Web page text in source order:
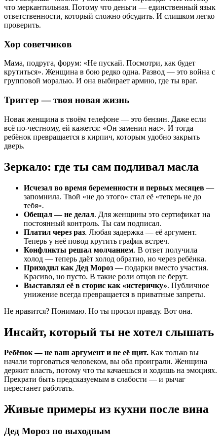
что меркантильная. Потому что деньги — единственный язык
ответственности, который сложно обсудить. И слишком легко
проверить.
Хор советчиков
Мама, подруга, форум: «Не пускай. Посмотри, как будет
крутиться». Женщина в бою редко одна. Развод — это война с
групповой моралью. И она выбирает армию, где ты враг.
Триггер — твоя новая жизнь
Новая женщина в твоём телефоне — это бензин. Даже если
всё по-честному, ей кажется: «Он заменил нас». И тогда
ребёнок превращается в кирпич, которым удобно закрыть
дверь.
Зеркало: где ты сам подливал масла
Исчезал во время беременности и первых месяцев —
запомнила. Твой «не до этого» стал её «теперь не до
тебя».
Обещал — не делал. Для женщины это сертификат на
постоянный контроль. Ты сам подписал.
Платил через раз. Любая задержка — её аргумент.
Теперь у неё повод крутить график встреч.
Конфликты решал молчанием. В ответ получила
холод — теперь даёт холод обратно, но через ребёнка.
Приходил как Дед Мороз — подарки вместо участия.
Красиво, но пусто. В такие роли отцов не берут.
Выставлял её в сторис как «истеричку». Публичное
унижение всегда превращается в приватные запреты.
Не нравится? Понимаю. Но ты просил правду. Вот она.
Инсайт, который ты не хотел слышать
Ребёнок — не ваш аргумент и не её щит. Как только вы
начали торговаться человеком, вы оба проиграли. Женщина
держит власть, потому что ты качаешься и ходишь на эмоциях.
Прекрати быть предсказуемым в слабости — и рычаг
перестанет работать.
Живые примеры из кухни после вина
Дед Мороз по выходным